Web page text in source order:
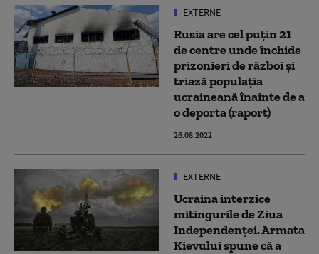
EXTERNE
Rusia are cel puțin 21
de centre unde închide
prizonieri de război și
triază populația
ucraineană înainte de a
o deporta (raport)
26.08.2022
EXTERNE
Ucraina interzice
mitingurile de Ziua
Independenței. Armata
Kievului spune că a